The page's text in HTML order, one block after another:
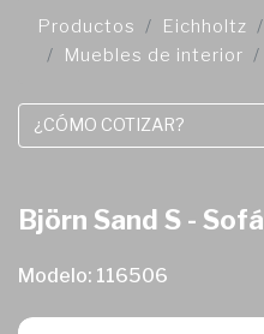
Productos Eichholtz
Muebles de interior
¿CÓMO COTIZAR?
Björn Sand S - Sofá
Modelo: 116506